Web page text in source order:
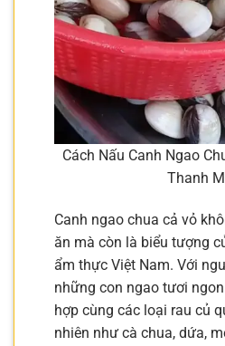
Cách Nấu Canh Ngao
Thanh
Canh ngao chua cả vỏ
ăn mà còn là biểu tượng
ẩm thực Việt Nam. Với
những con ngao tươi
hợp cùng các loại rau củ
nhiên như cà chua, dứa,